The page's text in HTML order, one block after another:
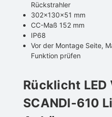
Rückstrahler
302x130x51 mm
CC-Maß 152 mm
IP68
Vor der Montage Seite,
Funktion prüfen
Rücklicht LED
SCANDI-610